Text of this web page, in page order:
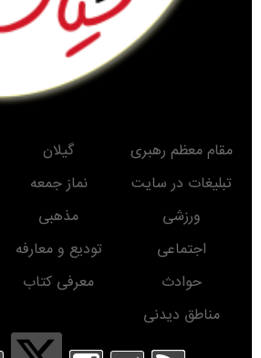
بازدید میدانی نماینده و فرماندار سیاهکل از بازار + تصاویر
کشف سوخت قاچاق در سياهکل